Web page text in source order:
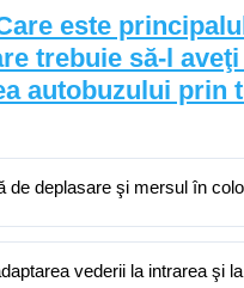
este
trebuie să-l
autobuzului prin
de deplasare şi mersul în
vederii la intrarea şi